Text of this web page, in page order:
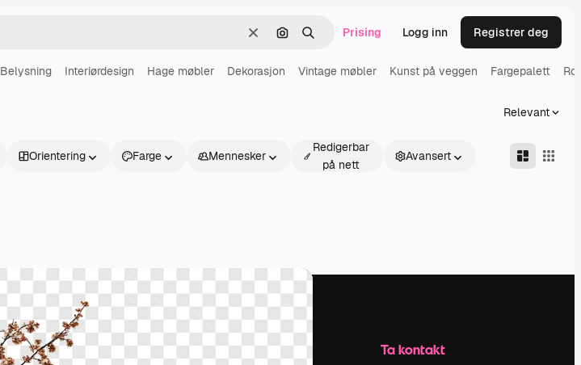
Slett Søk etter bilde
Søk Prising Logg inn Registrer deg
Belysning Interiørdesign Hage møbler Dekorasjon Vintage møbler Kunst på veggen Fargepalett
Relevant
Orientering Farge Mennesker
Redigerbar
på nett
Avansert
Produkter Kom i gang Selskap Ta kontakt